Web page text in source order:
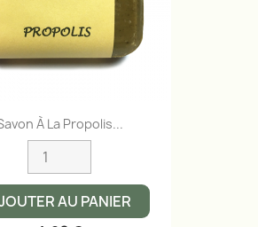
À La Propolis...
AU PANIER